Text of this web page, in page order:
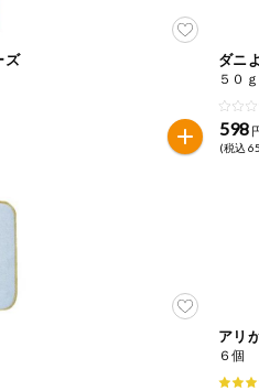
のが含まれていない商品を検索
落花生
報のため、ご使用前には必ず商
ズ ダニ
５０
598
(税込
アリ
６個